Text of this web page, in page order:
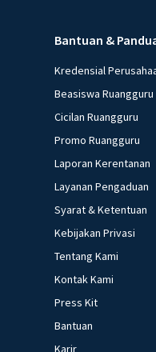
Bantuan &
Kredensial
Beasiswa Ruangguru
Cicilan Ruangguru
Promo Ruangguru
Laporan Kerentanan
Layanan Pengaduan
Syarat & Ketentuan
Kebijakan Privasi
Tentang Kami
Kontak Kami
Press Kit
Bantuan
Karir